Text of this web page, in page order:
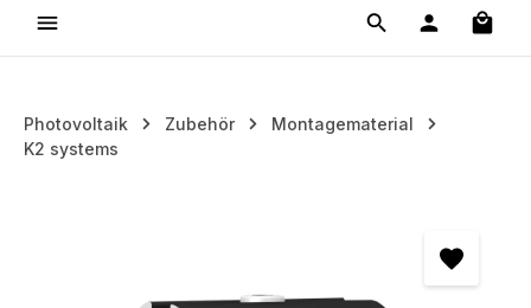
Photovoltaik Zubehör
Montagematerial
K2 systems